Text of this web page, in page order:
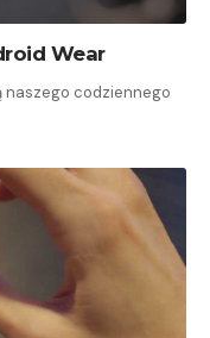
Wear
naszego codziennego